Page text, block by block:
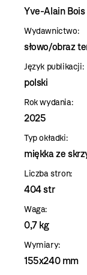
Yve-Alain Bois
Wydawnictwo:
słowo/obraz
Język publikacji:
polski
Rok wydania:
2025
Typ okładki:
miękka ze
Liczba stron:
404 str
Waga:
0,7 kg
Wymiary:
155x240 mm